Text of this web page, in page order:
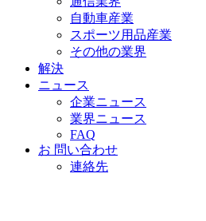
自動車産業
スポーツ用品産業
その他の業界
解決
ニュース
企業ニュース
業界ニュース
FAQ
お 問い合わせ
連絡先